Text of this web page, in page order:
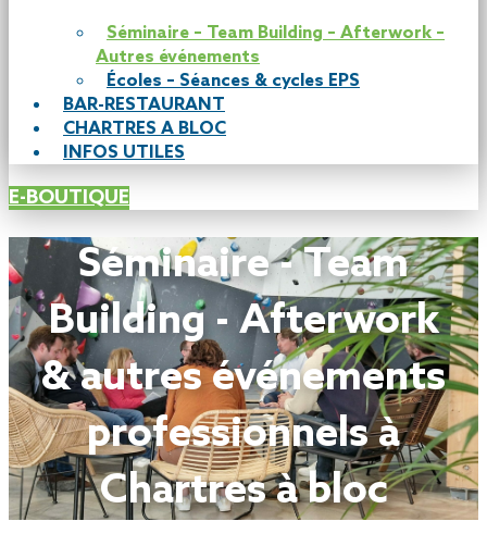
Séminaire – Team Building – Afterwork –
Autres événements
Écoles – Séances & cycles EPS
BAR-RESTAURANT
CHARTRES A BLOC
INFOS UTILES
E-BOUTIQUE
Séminaire - Team
Building - Afterwork
& autres événements
professionnels à
Chartres à bloc